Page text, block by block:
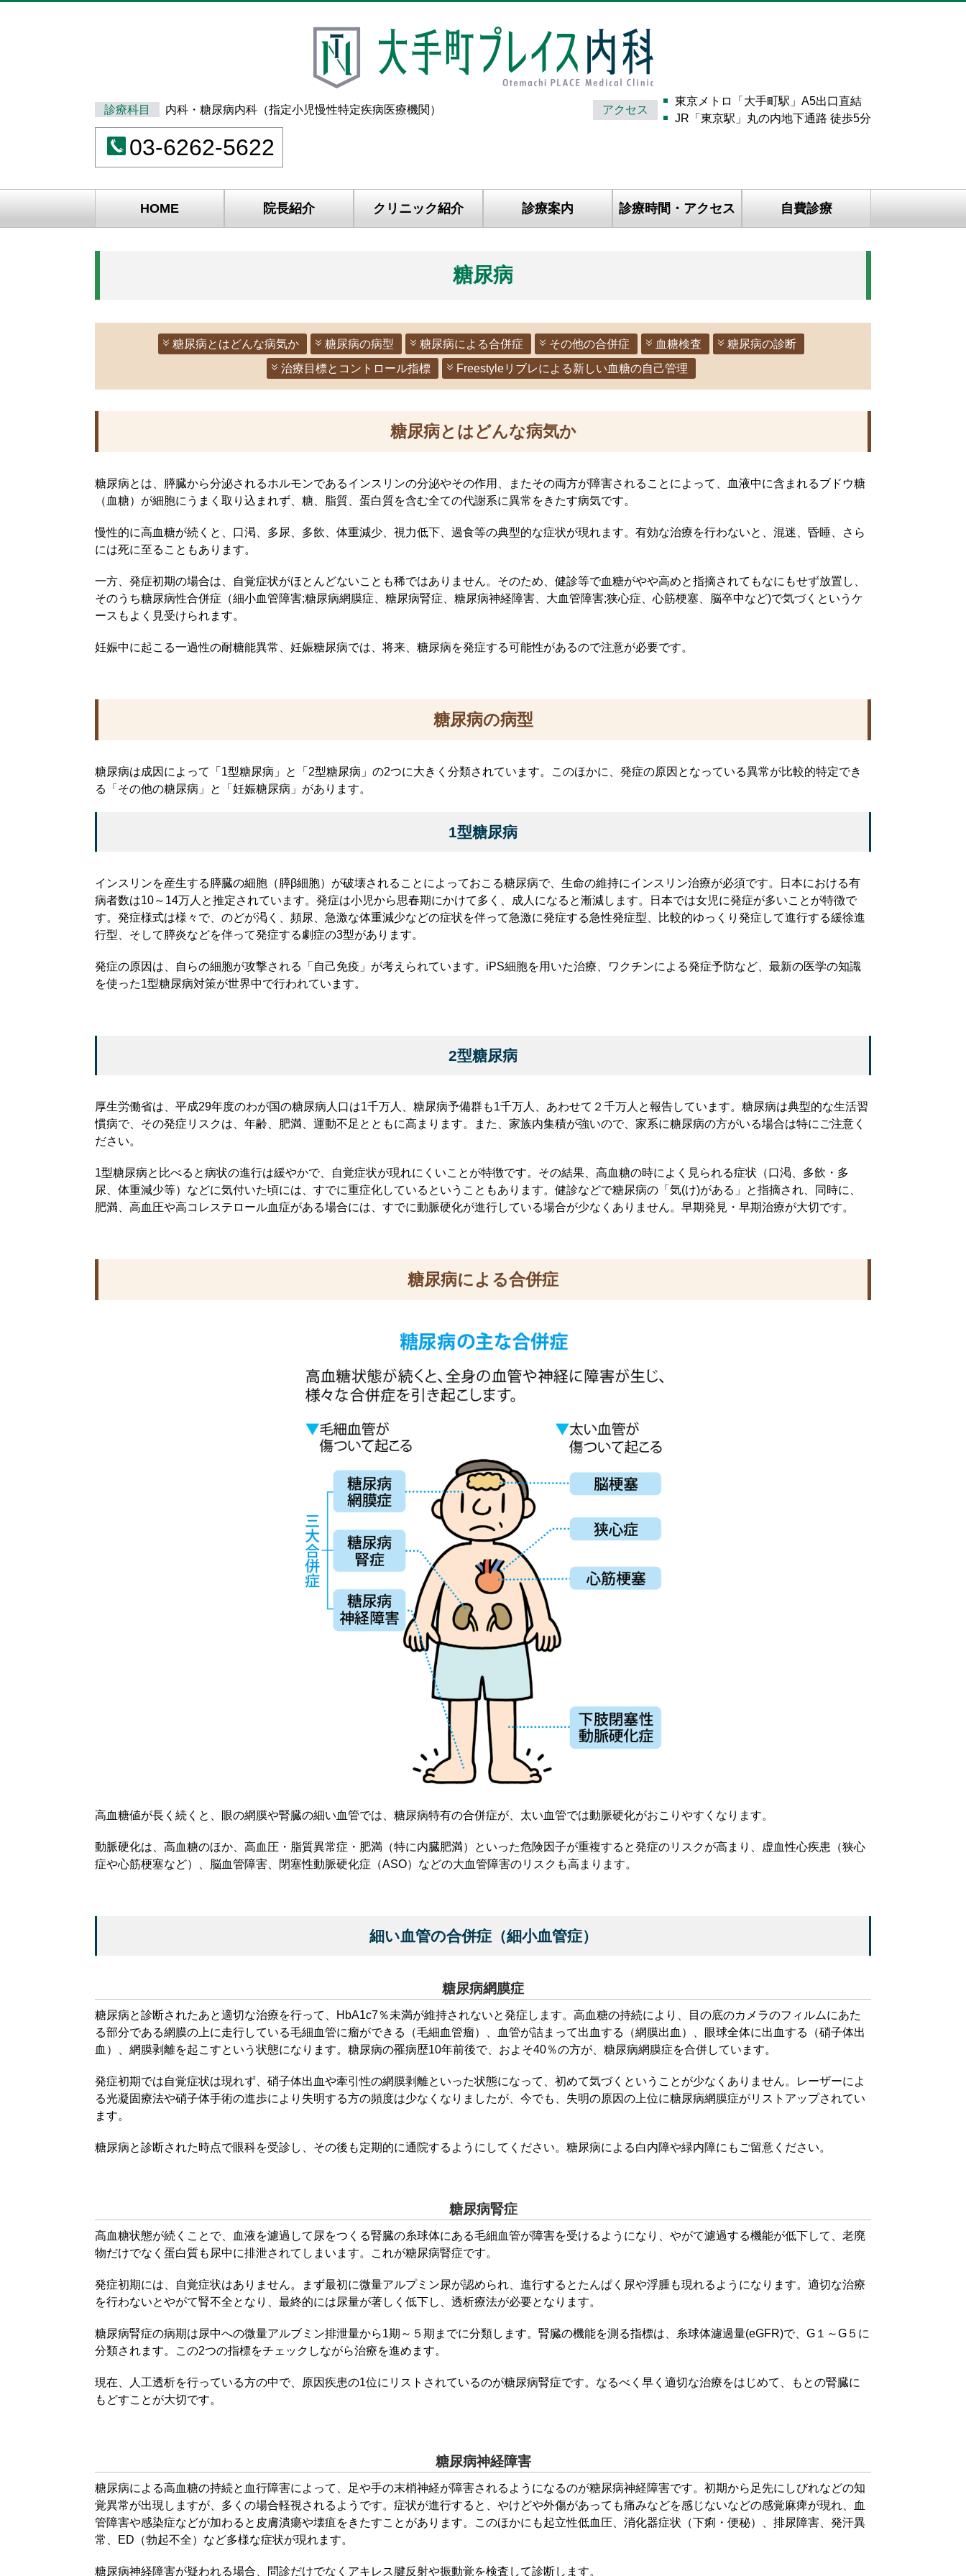
大
手町プレイス内科
診療科目 内科・糖尿病内科（指定小児慢性特定疾病医療機関） アクセス
東京メトロ「大手町駅」A5出口直結
JR「東京駅」丸の内地下通路 徒歩5分
03-6262-5622
HOME 院長紹介 クリニック紹介 診療案内 診療時間・アクセス 自費診療
糖尿病
糖尿病とはどんな病気か 糖尿病の病型 糖尿病による合併症 その他の合併症 血糖検査
糖尿病の診断
治療目標とコントロール指標
Freestyleリブレによる新しい血糖の自己管理
糖尿病とはどんな病気か
糖尿病とは、膵臓から分泌されるホルモンであるインスリンの分泌やその作用、またその両方が障害されることによって、血液中に含まれるブドウ糖
（血糖）が細胞にうまく取り込まれず、糖、脂質、蛋白質を含む全ての代謝系に異常をきたす病気です。
慢性的に高血糖が続くと、口渇、多尿、多飲、体重減少、視力低下、過食等の典型的な症状が現れます。有効な治療を行わないと、混迷、昏睡、さら
には死に至ることもあります。
一方、発症初期の場合は、自覚症状がほとんどないことも稀ではありません。そのため、健診等で血糖がやや高めと指摘されてもなにもせず放置し、
そのうち糖尿病性合併症（細小血管障害;糖尿病網膜症、糖尿病腎症、糖尿病神経障害、大血管障害;狭心症、心筋梗塞、脳卒中など)で気づくというケ
ースもよく見受けられます。
妊娠中に起こる一過性の耐糖能異常、妊娠糖尿病では、将来、糖尿病を発症する可能性があるので注意が必要です。
糖尿病の病型
糖尿病は成因によって「1型糖尿病」と「2型糖尿病」の2つに大きく分類されています。このほかに、発症の原因となっている異常が比較的特定でき
る「その他の糖尿病」と「妊娠糖尿病」があります。
1型糖尿病
インスリンを産生する膵臓の細胞（膵β細胞）が破壊されることによっておこる糖尿病で、生命の維持にインスリン治療が必須です。日本における有
病者数は10～14万人と推定されています。発症は小児から思春期にかけて多く、成人になると漸減します。日本では女児に発症が多いことが特徴で
す。発症様式は様々で、のどが渇く、頻尿、急激な体重減少などの症状を伴って急激に発症する急性発症型、比較的ゆっくり発症して進行する緩徐進
行型、そして膵炎などを伴って発症する劇症の3型があります。
発症の原因は、自らの細胞が攻撃される「自己免疫」が考えられています。iPS細胞を用いた治療、ワクチンによる発症予防など、最新の医学の知識
を使った1型糖尿病対策が世界中で行われています。
2型糖尿病
厚生労働省は、平成29年度のわが国の糖尿病人口は1千万人、糖尿病予備群も1千万人、あわせて２千万人と報告しています。糖尿病は典型的な生活習
慣病で、その発症リスクは、年齢、肥満、運動不足とともに高まります。また、家族内集積が強いので、家系に糖尿病の方がいる場合は特にご注意く
ださい。
1型糖尿病と比べると病状の進行は緩やかで、自覚症状が現れにくいことが特徴です。その結果、高血糖の時によく見られる症状（口渇、多飲・多
尿、体重減少等）などに気付いた頃には、すでに重症化しているということもあります。健診などで糖尿病の「気(け)がある」と指摘され、同時に、
肥満、高血圧や高コレステロール血症がある場合には、すでに動脈硬化が進行している場合が少なくありません。早期発見・早期治療が大切です。
糖尿病による合併症
高血糖値が長く続くと、眼の網膜や腎臓の細い血管では、糖尿病特有の合併症が、太い血管では動脈硬化がおこりやすくなります。
動脈硬化は、高血糖のほか、高血圧・脂質異常症・肥満（特に内臓肥満）といった危険因子が重複すると発症のリスクが高まり、虚血性心疾患（狭心
症や心筋梗塞など）、脳血管障害、閉塞性動脈硬化症（ASO）などの大血管障害のリスクも高まります。
細い血管の合併症（細小血管症）
糖尿病網膜症
糖尿病と診断されたあと適切な治療を行って、HbA1c7％未満が維持されないと発症します。高血糖の持続により、目の底のカメラのフィルムにあた
る部分である網膜の上に走行している毛細血管に瘤ができる（毛細血管瘤）、血管が詰まって出血する（網膜出血）、眼球全体に出血する（硝子体出
血）、網膜剥離を起こすという状態になります。糖尿病の罹病歴10年前後で、およそ40％の方が、糖尿病網膜症を合併しています。
発症初期では自覚症状は現れず、硝子体出血や牽引性の網膜剥離といった状態になって、初めて気づくということが少なくありません。レーザーによ
る光凝固療法や硝子体手術の進歩により失明する方の頻度は少なくなりましたが、今でも、失明の原因の上位に糖尿病網膜症がリストアップされてい
ます。
糖尿病と診断された時点で眼科を受診し、その後も定期的に通院するようにしてください。糖尿病による白内障や緑内障にもご留意ください。
糖尿病腎症
高血糖状態が続くことで、血液を濾過して尿をつくる腎臓の糸球体にある毛細血管が障害を受けるようになり、やがて濾過する機能が低下して、老廃
物だけでなく蛋白質も尿中に排泄されてしまいます。これが糖尿病腎症です。
発症初期には、自覚症状はありません。まず最初に微量アルプミン尿が認められ、進行するとたんぱく尿や浮腫も現れるようになります。適切な治療
を行わないとやがて腎不全となり、最終的には尿量が著しく低下し、透析療法が必要となります。
糖尿病腎症の病期は尿中への微量アルブミン排泄量から1期～５期までに分類します。腎臓の機能を測る指標は、糸球体濾過量(eGFR)で、G１～G５に
分類されます。この2つの指標をチェックしながら治療を進めます。
現在、人工透析を行っている方の中で、原因疾患の1位にリストされているのが糖尿病腎症です。なるべく早く適切な治療をはじめて、もとの腎臓に
もどすことが大切です。
糖尿病神経障害
糖尿病による高血糖の持続と血行障害によって、足や手の末梢神経が障害されるようになるのが糖尿病神経障害です。初期から足先にしびれなどの知
覚異常が出現しますが、多くの場合軽視されるようです。症状が進行すると、やけどや外傷があっても痛みなどを感じないなどの感覚麻痺が現れ、血
管障害や感染症などが加わると皮膚潰瘍や壊疽をきたすことがあります。このほかにも起立性低血圧、消化器症状（下痢・便秘）、排尿障害、発汗異
常、ED（勃起不全）など多様な症状が現れます。
糖尿病神経障害が疑われる場合、問診だけでなくアキレス腱反射や振動覚を検査して診断します。